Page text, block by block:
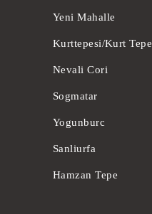
Yeni Mahalle
Kurttepesi/Kurt Tepe
Nevali Cori
Sogmatar
Yogunburc
Sanliurfa
Hamzan Tepe